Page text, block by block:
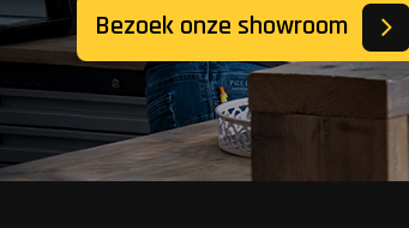
Bezoek onze showroom